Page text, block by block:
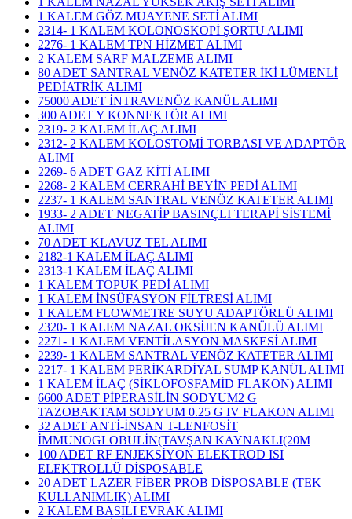
1 KALEM GÖZ MUAYENE SETİ ALIMI
2314- 1 KALEM KOLONOSKOPİ ŞORTU ALIMI
2276- 1 KALEM TPN HİZMET ALIMI
2 KALEM SARF MALZEME ALIMI
80 ADET SANTRAL VENÖZ KATETER İKİ LÜMENLİ
PEDİATRİK ALIMI
75000 ADET İNTRAVENÖZ KANÜL ALIMI
300 ADET Y KONNEKTÖR ALIMI
2319- 2 KALEM İLAÇ ALIMI
2312- 2 KALEM KOLOSTOMİ TORBASI VE ADAPTÖR
ALIMI
2269- 6 ADET GAZ KİTİ ALIMI
2268- 2 KALEM CERRAHİ BEYİN PEDİ ALIMI
2237- 1 KALEM SANTRAL VENÖZ KATETER ALIMI
1933- 2 ADET NEGATİP BASINÇLI TERAPİ SİSTEMİ
ALIMI
70 ADET KLAVUZ TEL ALIMI
2182-1 KALEM İLAÇ ALIMI
2313-1 KALEM İLAÇ ALIMI
1 KALEM TOPUK PEDİ ALIMI
1 KALEM İNSÜFASYON FİLTRESİ ALIMI
1 KALEM FLOWMETRE SUYU ADAPTÖRLÜ ALIMI
2320- 1 KALEM NAZAL OKSİJEN KANÜLÜ ALIMI
2271- 1 KALEM VENTİLASYON MASKESİ ALIMI
2239- 1 KALEM SANTRAL VENÖZ KATETER ALIMI
2217- 1 KALEM PERİKARDİYAL SUMP KANÜL ALIMI
1 KALEM İLAÇ (SİKLOFOSFAMİD FLAKON) ALIMI
6600 ADET PİPERASİLİN SODYUM2 G
TAZOBAKTAM SODYUM 0.25 G IV FLAKON ALIMI
32 ADET ANTİ-İNSAN T-LENFOSİT
İMMUNOGLOBULİN(TAVŞAN KAYNAKLI(20M
100 ADET RF ENJEKSİYON ELEKTROD ISI
ELEKTROLLÜ DİSPOSABLE
20 ADET LAZER FİBER PROB DİSPOSABLE (TEK
KULLANIMLIK) ALIMI
2 KALEM BASILI EVRAK ALIMI